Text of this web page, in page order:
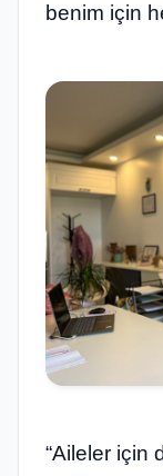
benim için
“Aileler için